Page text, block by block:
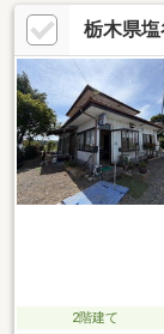
ご確認いただくこ
メージなど湧きや
時をお気軽にお
リー２１ハウス
－５１０ ＝＝＝
＝
栃木県
2階建て